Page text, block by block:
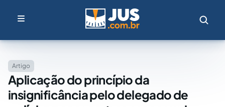
Artigo
Aplicação do princípio da
insignificância pelo delegado de